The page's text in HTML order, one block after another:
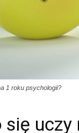
1 roku psychologii?
się